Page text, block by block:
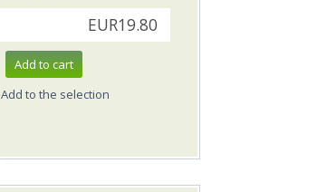
EUR19.80
Add to cart
Add to the selection